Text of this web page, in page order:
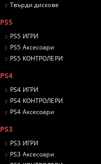
Твърди дискове
PS5
PS5 ИГРИ
PS5 Аксесоари
PS5 КОНТРОЛЕРИ
PS4
PS4 ИГРИ
PS4 КОНТРОЛЕРИ
PS4 Аксесоари
PS3
PS3 ИГРИ
PS3 Аксесоари